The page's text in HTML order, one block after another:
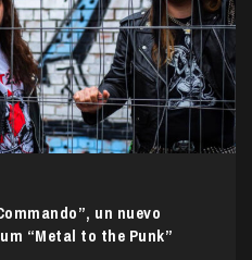
un nuevo
“Metal to the Punk”